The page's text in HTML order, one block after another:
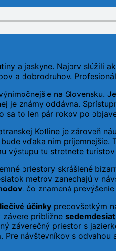
a jaskyne. Najprv slúžili
a dobrodruhov.
na Slovensku.
je známy oddávna.
sa to len pár rokov po
Kotline je zároveň
vďaka nim
výstupu tu stretnete
priestory skrášlené
metrov zanechajú v
, čo znamená
účinky predovšetkým
závere približne
záverečný priestor s
. Pre návštevníkov s